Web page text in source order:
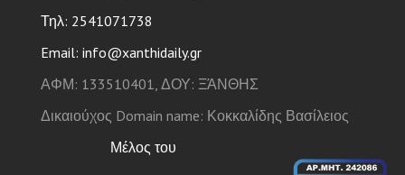
Τηλ: 2541071738
Email: info@xanthidaily.gr
ΑΦΜ: 133510401, ΔΟΥ: ΞΆΝΘΗΣ
Δικαιούχος Domain name: Κοκκαλίδης Βασίλειος
Μέλος του